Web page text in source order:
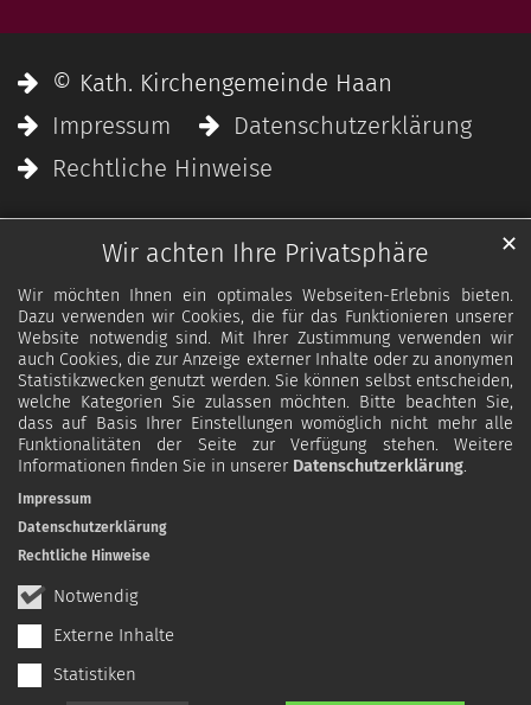
Wir achten Ihre Privatsphäre
Wir möchten Ihnen ein optimales Webseiten-Erlebnis bieten.
Dazu verwenden wir Cookies, die für das Funktionieren unserer
Website notwendig sind. Mit Ihrer Zustimmung verwenden wir
auch Cookies, die zur Anzeige externer Inhalte oder zu anonymen
Statistikzwecken genutzt werden. Sie können selbst entscheiden,
welche Kategorien Sie zulassen möchten. Bitte beachten Sie,
dass auf Basis Ihrer Einstellungen womöglich nicht mehr alle
Funktionalitäten der Seite zur Verfügung stehen. Weitere
Informationen finden Sie in unserer Datenschutzerklärung.
Notwendig
Externe Inhalte
Statistiken
✕
Impressum
Datenschutzerklärung
Rechtliche Hinweise
© Kath. Kirchengemeinde Haan
Impressum
Datenschutzerklärung
Rechtliche Hinweise